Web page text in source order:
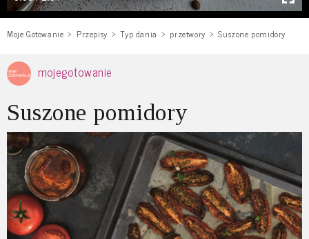
Moje Gotowanie Przepisy Typ dania przetwory Suszone pomidory
mojegotowanie
Suszone pomidory